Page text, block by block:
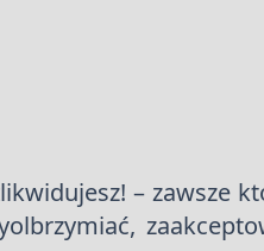
– zawsze